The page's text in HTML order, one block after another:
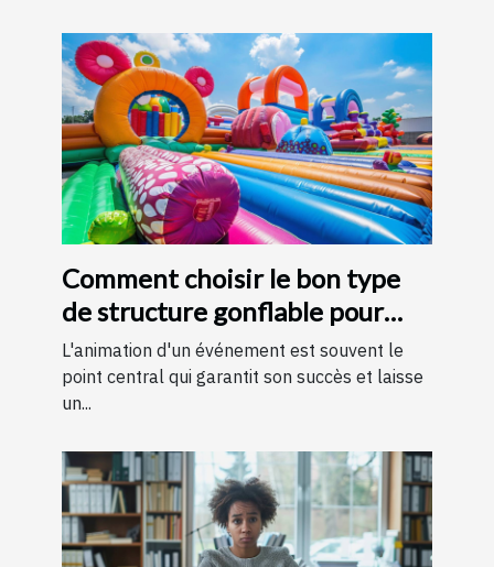
Comment choisir le bon type
de structure gonflable pour
votre événement
L'animation d'un événement est souvent le
point central qui garantit son succès et laisse
un...